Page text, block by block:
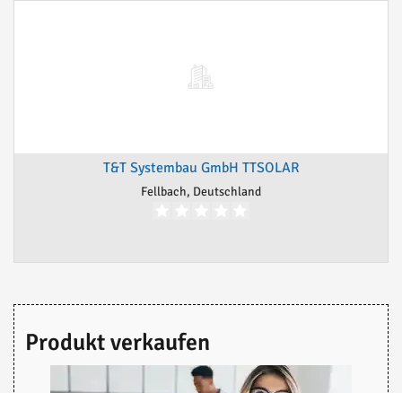
T&T Systembau GmbH TTSOLAR
Fellbach, Deutschland
Produkt verkaufen